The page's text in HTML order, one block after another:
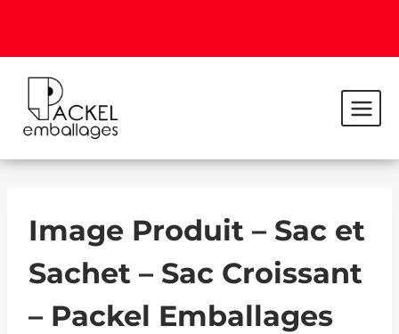
Image Produit – Sac et
Sachet – Sac Croissant
– Packel Emballages